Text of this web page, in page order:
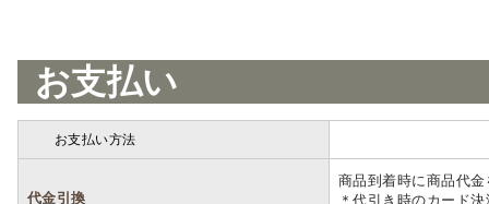
お支払い
お支払い方法
代金引換
商品到着時に商品代
＊代引き時のカード